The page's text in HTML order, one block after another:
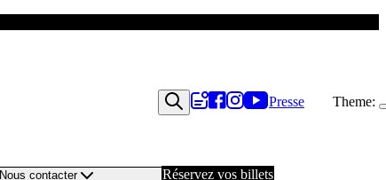
Presse
Nous contacter Réservez vos billets
Theme: